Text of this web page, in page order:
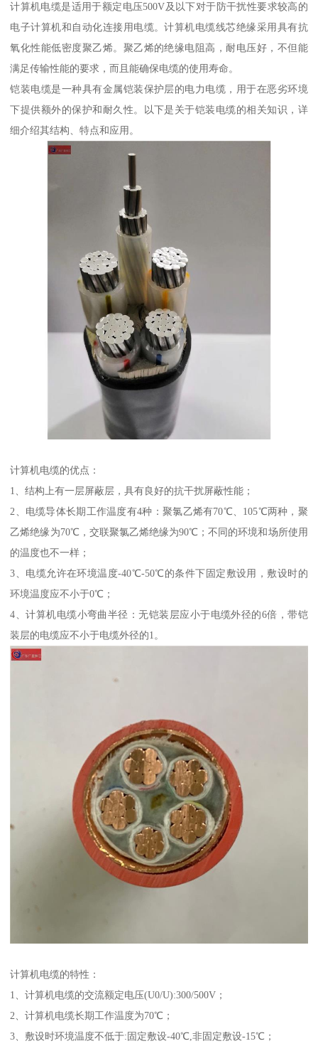
计算机电缆是适用于额定电压500V及以下对于防干扰性要求较高的
电子计算机和自动化连接用电缆。计算机电缆线芯绝缘采用具有抗
氧化性能低密度聚乙烯。聚乙烯的绝缘电阻高，耐电压好，不但能
满足传输性能的要求，而且能确保电缆的使用寿命。
铠装电缆是一种具有金属铠装保护层的电力电缆，用于在恶劣环境
下提供额外的保护和耐久性。以下是关于铠装电缆的相关知识，详
细介绍其结构、特点和应用。
计算机电缆的优点：
1、结构上有一层屏蔽层，具有良好的抗干扰屏蔽性能；
2、电缆导体长期工作温度有4种：聚氯乙烯有70℃、105℃两种，聚
乙烯绝缘为70℃，交联聚氯乙烯绝缘为90℃；不同的环境和场所使用
的温度也不一样；
3、电缆允许在环境温度-40℃-50℃的条件下固定敷设用，敷设时的
环境温度应不小于0℃；
4、计算机电缆小弯曲半径：无铠装层应小于电缆外径的6倍，带铠
装层的电缆应不小于电缆外径的1。
计算机电缆的特性：
1、计算机电缆的交流额定电压(U0/U):300/500V；
2、计算机电缆长期工作温度为70℃；
3、敷设时环境温度不低于:固定敷设-40℃,非固定敷设-15℃；